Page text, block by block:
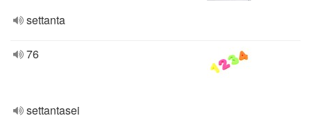
settanta
76
settantasei